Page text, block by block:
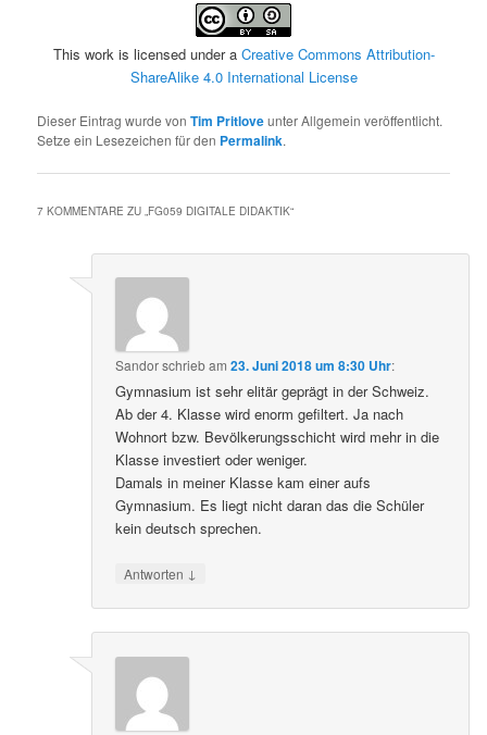
This work is licensed under a Creative Commons Attribution-
ShareAlike 4.0 International License
Dieser Eintrag wurde vonTim Pritloveunter Allgemein veröffentlicht.
Setze ein Lesezeichen für den Permalink.
7 KOMMENTARE ZU „FG059 DIGITALE DIDAKTIK“
Sandorschriebam23. Juni 2018 um 8:30 Uhr:
Gymnasium ist sehr elitär geprägt in der Schweiz.
Ab der 4. Klasse wird enorm gefiltert. Ja nach
Wohnort bzw. Bevölkerungsschicht wird mehr in die
Klasse investiert oder weniger.
Damals in meiner Klasse kam einer aufs
Gymnasium. Es liegt nicht daran das die Schüler
kein deutsch sprechen.
Antworten ↓